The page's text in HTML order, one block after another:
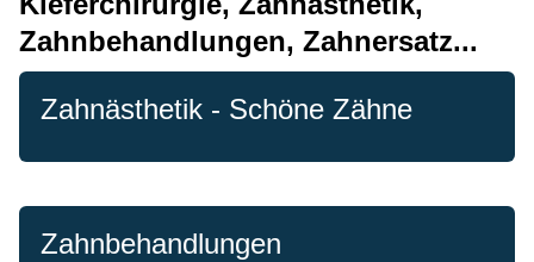
Zahnbehandlungen, Zahnersatz...
Zahnästhetik - Schöne Zähne
Zahnbehandlungen